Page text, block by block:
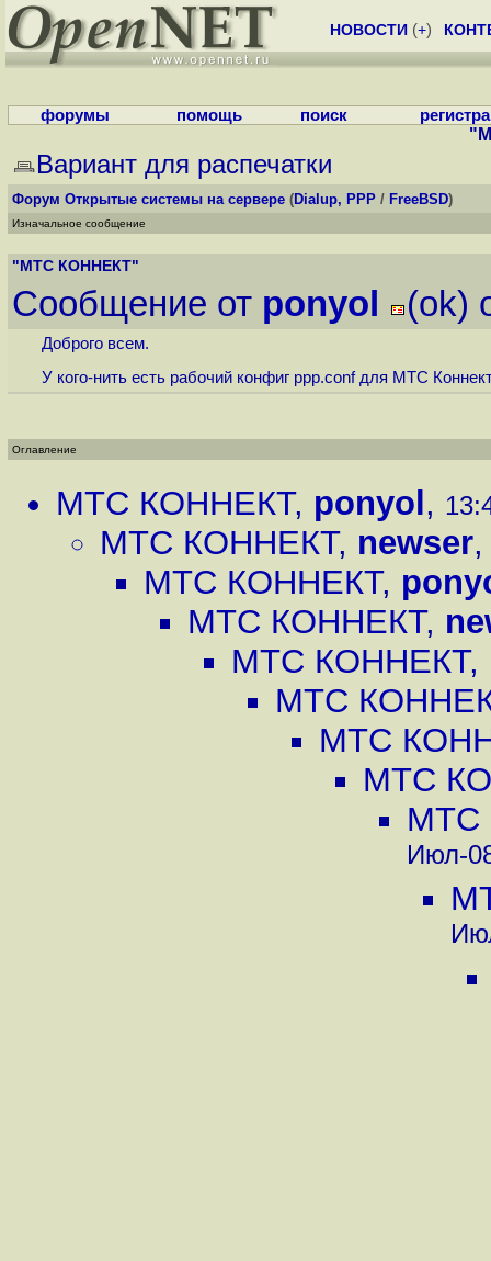
НОВОСТИ (+)
форумы помощь поиск
Вариант для распечатки
Форум Открытые системы на сервере (Dialup, PPP / FreeBSD)
Изначальное сообщение
"МТС КОННЕКТ"
Сообщение от ponyol (ok)
Доброго всем.
У кого-нить есть рабочий конфиг ppp.conf для МТС
Оглавление
МТС КОННЕКТ, ponyol ,
МТС КОННЕКТ, newser
МТС КОННЕКТ,
МТС КОННЕКТ,
МТС КОННЕКТ,
МТС
МТС
МТС
МТС
Июл-